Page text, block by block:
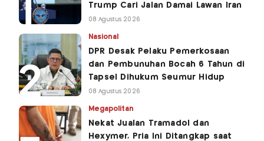
Trump Cari Jalan Damai Lawan Iran
08 Agustus 2026
Nasional
DPR Desak Pelaku Pemerkosaan
dan Pembunuhan Bocah 6 Tahun di
Tapsel Dihukum Seumur Hidup
08 Agustus 2026
Megapolitan
Nekat Jualan Tramadol dan
Hexymer, Pria Ini Ditangkap saat